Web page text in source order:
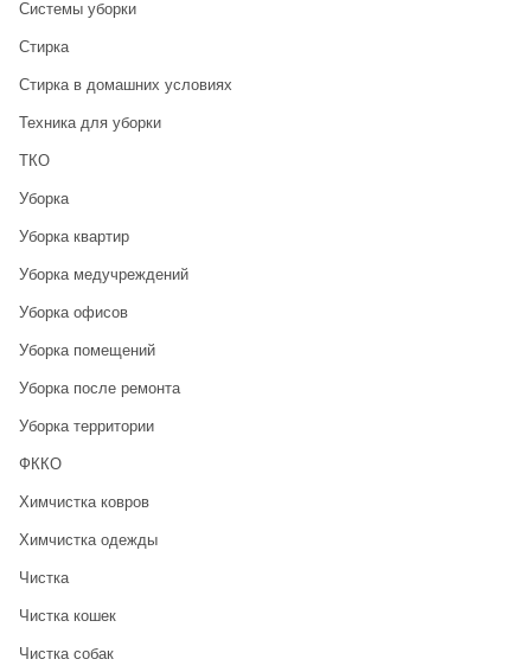
Системы уборки
Стирка
Стирка в домашних условиях
Техника для уборки
ТКО
Уборка
Уборка квартир
Уборка медучреждений
Уборка офисов
Уборка помещений
Уборка после ремонта
Уборка территории
ФККО
Химчистка ковров
Химчистка одежды
Чистка
Чистка кошек
Чистка собак